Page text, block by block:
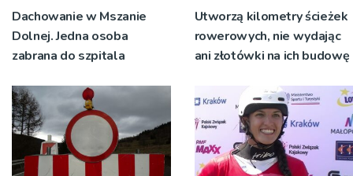
Dachowanie w Mszanie
Dolnej. Jedna osoba
zabrana do szpitala
Utworzą kilometry ścieżek
rowerowych, nie wydając
ani złotówki na ich budowę